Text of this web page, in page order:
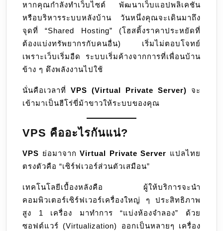
ตัว
บน
โลก
ออนไลน์
หากคุณกำลังทำเว็บไซต์ พัฒนาเว็บแอปพลิเคชัน
หรือบริหารระบบหลังบ้าน วันหนึ่งคุณจะเดินมาถึง
จุดที่ “Shared Hosting” (โฮสติ้งราคาประหยัดที่
ต้องแบ่งทรัพยากรกับคนอื่น) เริ่มไม่ตอบโจทย์
เพราะเว็บเริ่มอืด ระบบเริ่มค้างจากการที่เพื่อนบ้าน
ข้าง ๆ ดึงพลังงานไปใช้
นั่นคือเวลาที่ VPS (Virtual Private Server) จะ
เข้ามาเป็นฮีโร่ขี่ม้าขาวให้ระบบของคุณ
VPS คืออะไรกันแน่?
VPS ย่อมาจากVirtual Private Server แปลไทย
ตรงตัวคือ “เซิร์ฟเวอร์ส่วนตัวเสมือน”
เทคโนโลยีเบื้องหลังคือ ผู้ให้บริการจะนำ
คอมพิวเตอร์เซิร์ฟเวอร์เครื่องใหญ่ ๆ ประสิทธิภาพ
สูง 1 เครื่อง มาทำการ “แบ่งห้องจำลอง” ด้วย
ซอฟต์แวร์ (Virtualization) ออกเป็นหลายๆ เครื่อง